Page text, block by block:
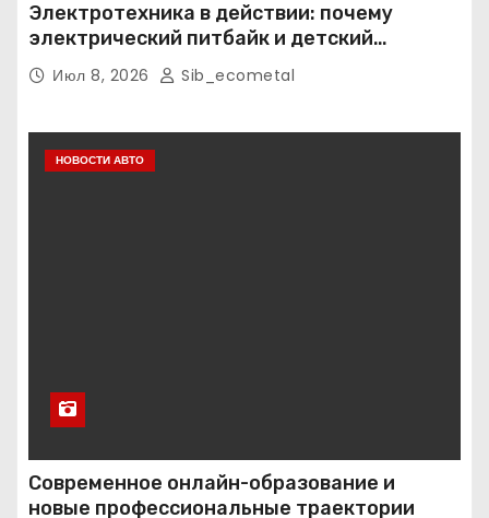
Электротехника в действии: почему
электрический питбайк и детский
квадроцикл — это больше, чем игрушки
Июл 8, 2026 Sib_ecometal
НОВОСТИ АВТО
Современное онлайн-образование и
новые профессиональные траектории